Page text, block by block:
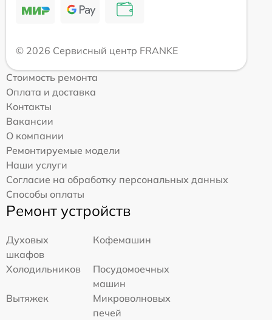
© 2026 Сервисный центр FRANKE
Стоимость ремонта
Оплата и доставка
Контакты
Вакансии
О компании
Ремонтируемые модели
Наши услуги
Согласие на обработку персональных данных
Способы оплаты
Ремонт устройств
Духовых
шкафов
Кофемашин
Холодильников
Посудомоечных
машин
Вытяжек
Микроволновых
печей